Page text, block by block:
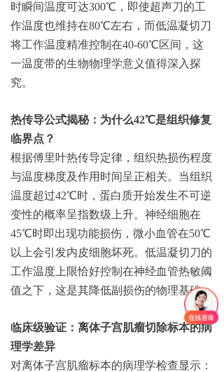
时瞬间温度可达300℃，即使超声刀的工
作温度也维持在80℃左右，而低温凝切刀
将工作温度精准控制在40-60℃区间，这
一温度带的生物物理学意义值得深入探
究。
热传导公式揭秘：为什么42℃是组织修复
临界点？
根据傅里叶热传导定律，组织热损伤程度
与温度梯度及作用时间呈正相关。当组织
温度超过42℃时，蛋白质开始发生不可逆
变性的概率呈指数级上升。神经细胞在
45℃时即出现功能损伤，微小血管在50℃
以上会引发内皮细胞坏死。低温凝切刀的
工作温度上限恰好控制在神经血管热敏阈
值之下，这是其降低副损伤的物理基础。
临床级验证：离体子宫肌瘤切除标本的病
理学差异
对离体子宫肌瘤标本的病理学检查显示：